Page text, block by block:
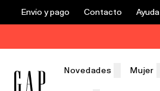
Envío y pago Contacto Ayuda
Novedades Mujer